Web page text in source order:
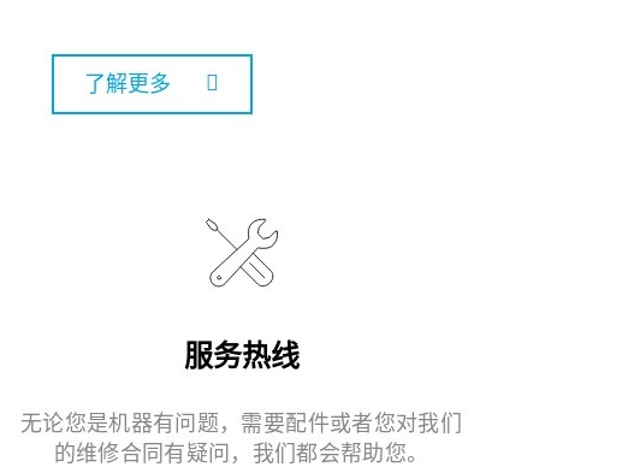
了解更多
服务热线
无论您是机器有问题，需要配件或者您对我们
的维修合同有疑问，我们都会帮助您。